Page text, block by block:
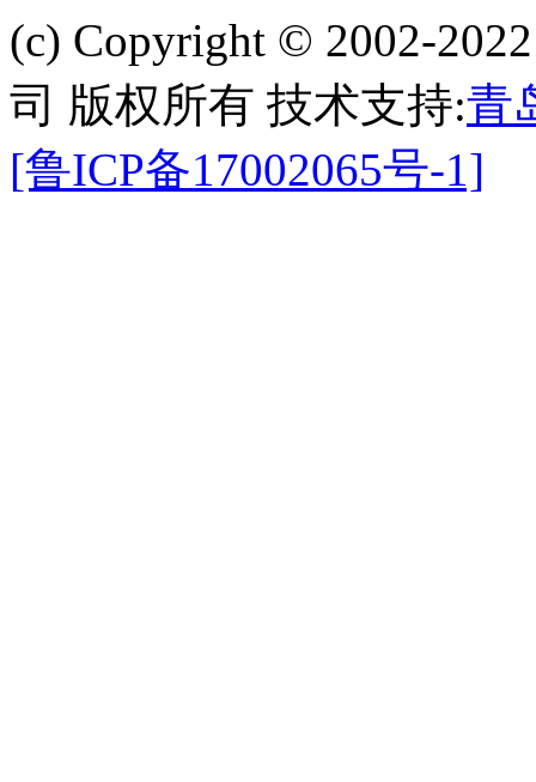
(c) Copyright © 2002-
司 版权所有 技术支持:青
[鲁ICP备17002065号-1]